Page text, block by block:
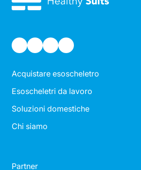
Acquistare esoscheletro
Esoscheletri da lavoro
Soluzioni domestiche
Chi siamo
Partner